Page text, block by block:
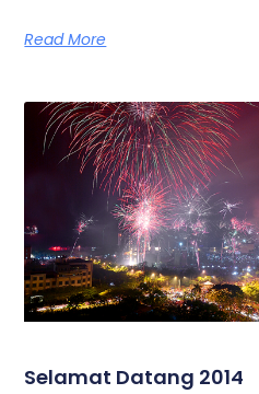
Read More
Selamat Datang 2014